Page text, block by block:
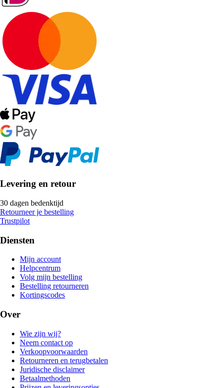
Levering en retour
30 dagen bedenktijd
Retourneer je bestelling
Trustpilot
Diensten
Mijn account
Helpcentrum
Volg mijn bestelling
Bestelling retourneren
Kortingscodes
Over
Wie zijn wij?
Neem contact op
Verkoopvoorwaarden
Retourneren en terugbetalen
Juridische disclaimer
Betaalmethoden